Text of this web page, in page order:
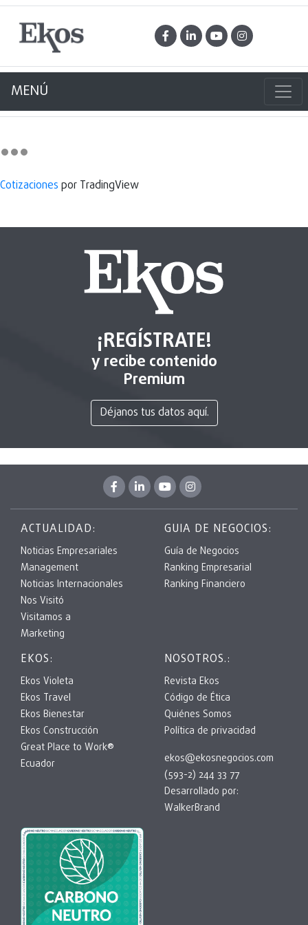
MENÚ
Cotizaciones por TradingView
¡REGÍSTRATE!
y recibe contenido
Premium
Déjanos tus datos aquí.
ACTUALIDAD:
Noticias Empresariales
Management
Noticias Internacionales
Nos Visitó
Visitamos a
Marketing
GUIA DE NEGOCIOS:
Guía de Negocios
Ranking Empresarial
Ranking Financiero
EKOS:
Ekos Violeta
Ekos Travel
Ekos Bienestar
Ekos Construcción
Great Place to Work®
Ecuador
NOSOTROS.:
Revista Ekos
Código de Ética
Quiénes Somos
Política de privacidad
ekos@ekosnegocios.com
(593-2) 244 33 77
Desarrollado por:
WalkerBrand